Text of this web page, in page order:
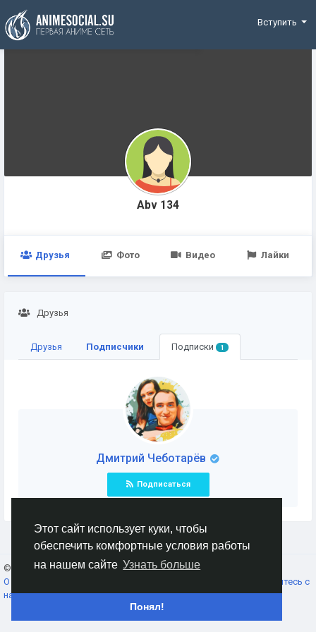
Этот сайт использует куки, чтобы
обеспечить комфортные условия работы
на нашем сайте Узнать больше
Понял!
Funding
Вступить
Abv 134
Друзья Фото Видео Лайки
Друзья
Друзья Подписчики Подписки 1
Дмитрий Чеботарёв
Подписаться
© 2026 AnimeSocial.SU - Первая аниме сеть!
О нас
Свяжитесь с
нами
Каталог